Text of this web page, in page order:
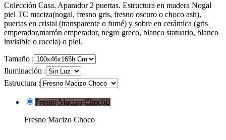
Colección Casa. Aparador 2 puertas. Estructura en madera Nogal
piel TC maciza(nogal, fresno gris, fresno oscuro o choco ash),
puertas en cristal (transparente o fumé) y sobre en cerámica (gris
emperador,marrón emperador, negro greco, blanco statuario, blanco
invisible o roccia) o piel.
Tamaño :
Iluminación :
Estructura :
Fresno Macizo Choco
Fresno Macizo Choco